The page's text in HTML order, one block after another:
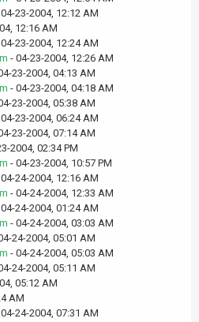
23-2004, 12:12 AM
12:16 AM
23-2004, 12:24 AM
- 04-23-2004, 12:26 AM
23-2004, 04:13 AM
- 04-23-2004, 04:18 AM
23-2004, 05:38 AM
23-2004, 06:24 AM
23-2004, 07:14 AM
2004, 02:34 PM
- 04-23-2004, 10:57 PM
24-2004, 12:16 AM
- 04-24-2004, 12:33 AM
24-2004, 01:24 AM
- 04-24-2004, 03:03 AM
24-2004, 05:01 AM
- 04-24-2004, 05:03 AM
24-2004, 05:11 AM
05:12 AM
AM
24-2004, 07:31 AM